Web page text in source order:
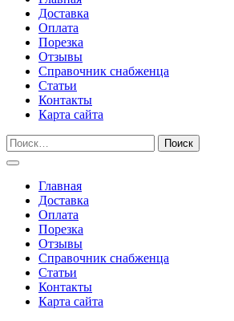
Доставка
Оплата
Порезка
Отзывы
Справочник снабженца
Статьи
Контакты
Карта сайта
Главная
Доставка
Оплата
Порезка
Отзывы
Справочник снабженца
Статьи
Контакты
Карта сайта